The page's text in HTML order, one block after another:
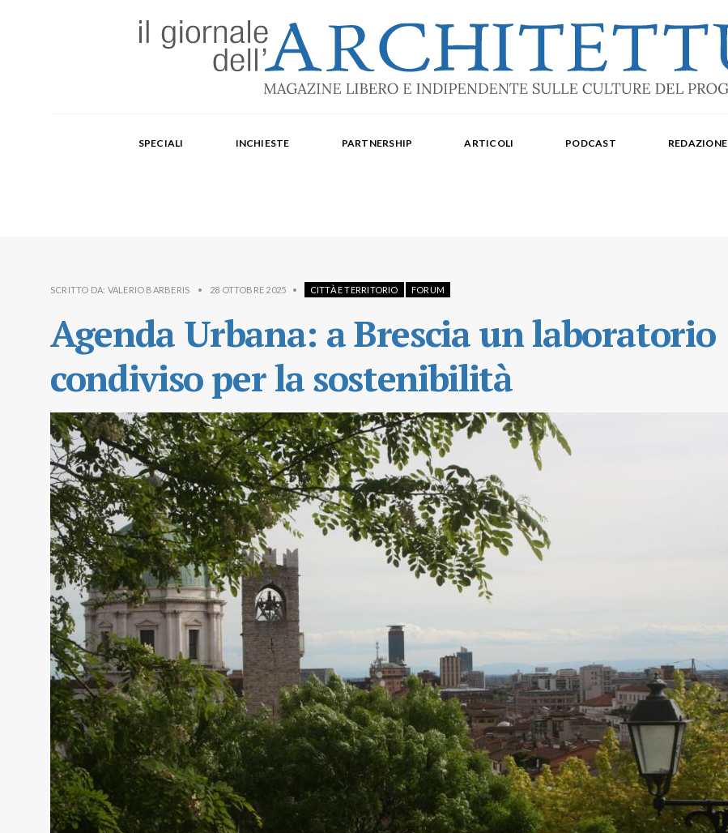
Paola Repellino, Veronica Rodenigo, Cecilia Rosa, Ubaldo Spina. Editore Delegato per The Architectural Post: Luca Gibello.
SPECIALI INCHIESTE PARTNERSHIP ARTICOLI PODCAST REDAZIONE
SCRITTO DA: VALERIO BARBERIS • 28 OTTOBRE 2025 • CITTÀ E TERRITORIO FORUM
Agenda Urbana: a Brescia un laboratorio
condiviso per la sostenibilità